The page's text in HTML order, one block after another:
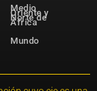
Medio
Oriente y
Norte de
África
Mundo